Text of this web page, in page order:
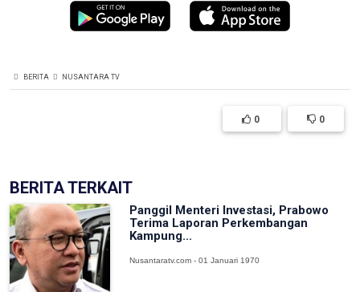
BERITA NUSANTARA TV
0 0
BERITA TERKAIT
Panggil Menteri Investasi, Prabowo
Terima Laporan Perkembangan
Kampung...
Nusantaratv.com - 01 Januari 1970